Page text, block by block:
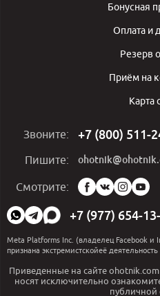
Бонусная
Оплата и
Резерв
Приём на
Карта
Звоните: +7 (800) 511-
Пишите:
Смотрите:
Мы
в
социальных
сетях:
+7 (977) 654-
Meta Platforms Inc. (владелец Facebook и
признана экстремистскойеё
Приведенные на сайте
носят исключительно